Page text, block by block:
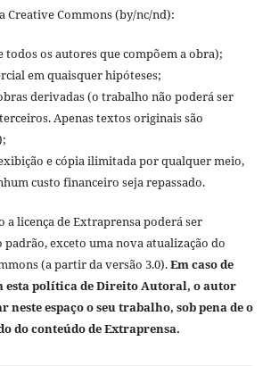
Creative Commons (by/nc/nd):
os autores que compõem a obra);
em quaisquer hipóteses;
derivadas (o trabalho não poderá ser
Apenas textos originais são
e cópia ilimitada por qualquer meio,
custo financeiro seja repassado.
a licença de Extraprensa poderá ser
exceto uma nova atualização do
(a partir da versão 3.0).Em caso de
esta política de Direito Autoral, o autor
neste espaço o seu trabalho, sob pena de o
do conteúdo de Extraprensa.